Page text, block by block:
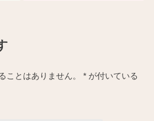
ことはありません。 * が付いている